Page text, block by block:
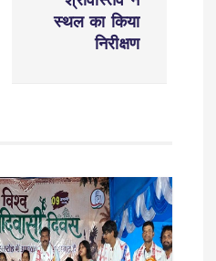
स्थल का किया
निरीक्षण